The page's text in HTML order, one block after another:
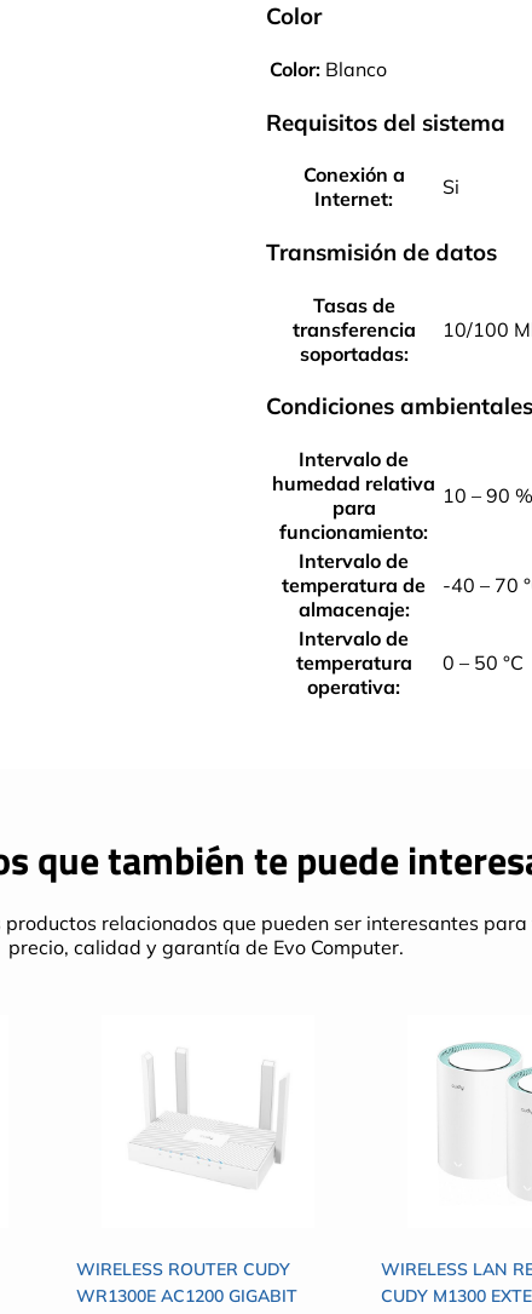
Color
Color: Blanco
Requisitos del sistema
Conexión a
Internet:
Si
Transmisión de datos
Tasas de
transferencia
soportadas:
10/100
Condiciones ambientales
Intervalo de
humedad relativa
para
funcionamiento:
10 – 90 %
Intervalo de
temperatura de
almacenaje:
-40 – 70
Intervalo de
temperatura
operativa:
0 – 50 °C
que también te puede
productos relacionados que pueden ser interesantes para
precio, calidad y garantía de Evo Computer.
WIRELESS ROUTER CUDY
WR1300E AC1200 GIGABIT
WIRELESS LAN
CUDY M1300